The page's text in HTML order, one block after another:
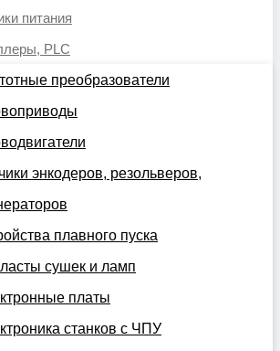
питания
PLC
преобразователи
энкодеров, резольверов,
плавного пуска
сушек и ламп
платы
станков с ЧПУ